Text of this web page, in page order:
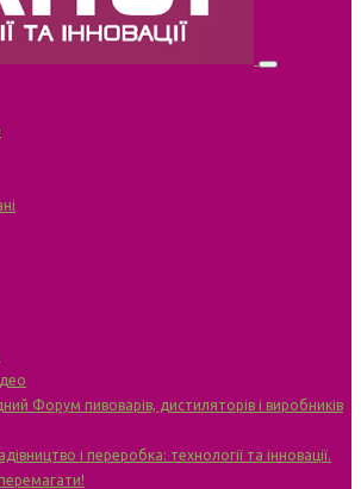
Форум пивоварів, дистиляторів і виробників
і переробка: технології та інновації.